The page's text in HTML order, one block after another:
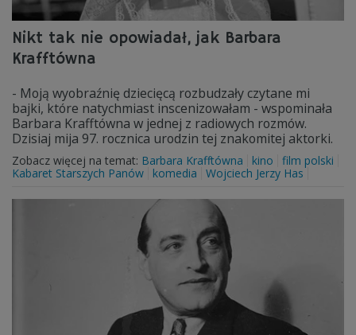
Nikt tak nie opowiadał, jak Barbara
Krafftówna
- Moją wyobraźnię dziecięcą rozbudzały czytane mi
bajki, które natychmiast inscenizowałam - wspominała
Barbara Krafftówna w jednej z radiowych rozmów.
Dzisiaj mija 97. rocznica urodzin tej znakomitej aktorki.
Zobacz więcej na temat: Barbara Krafftówna kino
film polski
Kabaret Starszych Panów
komedia Wojciech Jerzy Has